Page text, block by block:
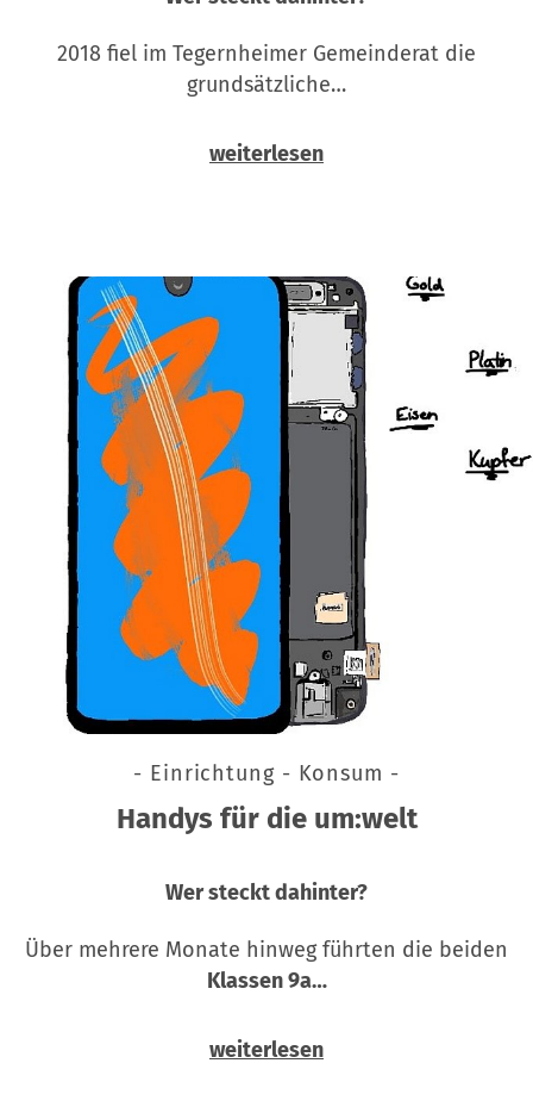
2018 fiel im Tegernheimer Gemeinderat die
grundsätzliche…
weiterlesen
- Einrichtung - Konsum -
Handys für die um:welt
Wer steckt dahinter?
Über mehrere Monate hinweg führten die beiden
Klassen 9a…
weiterlesen